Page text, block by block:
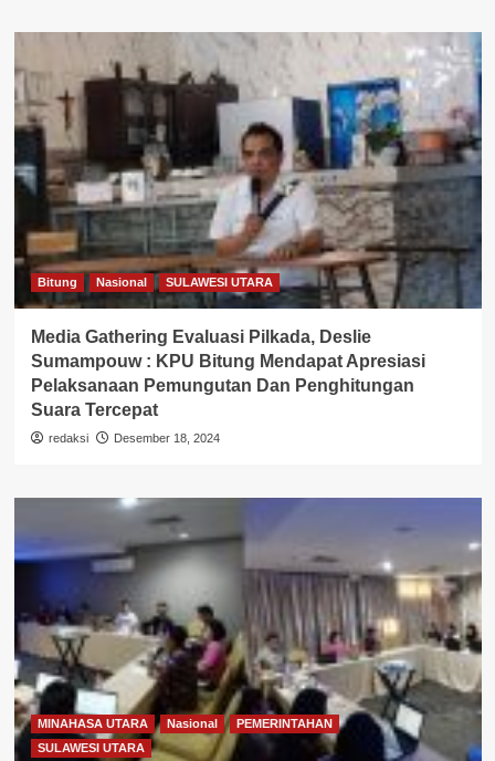
Bitung Nasional SULAWESI UTARA
Media Gathering Evaluasi Pilkada, Deslie
Sumampouw : KPU Bitung Mendapat Apresiasi
Pelaksanaan Pemungutan Dan Penghitungan
Suara Tercepat
redaksi Desember 18, 2024
MINAHASA UTARA Nasional
PEMERINTAHAN
SULAWESI UTARA